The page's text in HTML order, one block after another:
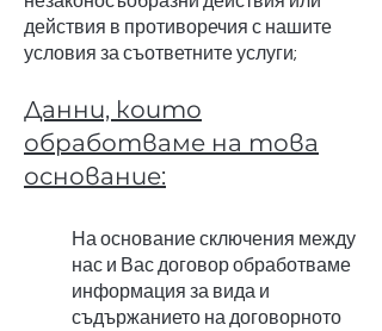
действия в противоречия с нашите
условия за съответните услуги;
Данни, които
обработваме на това
основание:
На основание сключения между
нас и Вас договор обработваме
информация за вида и
съдържанието на договорното